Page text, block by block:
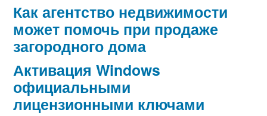
Как агентство недвижимости
может помочь при продаже
загородного дома
Активация Windows
официальными
лицензионными ключами